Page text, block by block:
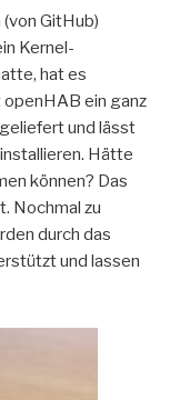
(von GitHub)
Kernel-
hat es
ein ganz
und lässt
Hätte
können? Das
Nochmal zu
durch das
und lassen